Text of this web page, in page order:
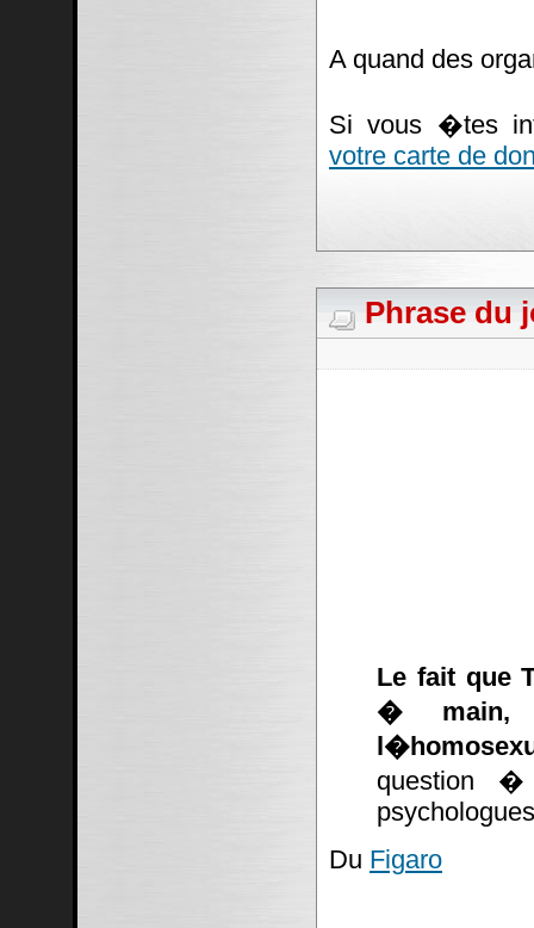
A quand des
Si vous �tes
votre carte de
Phrase du
Le fait que
� main,
question �
Du Figaro